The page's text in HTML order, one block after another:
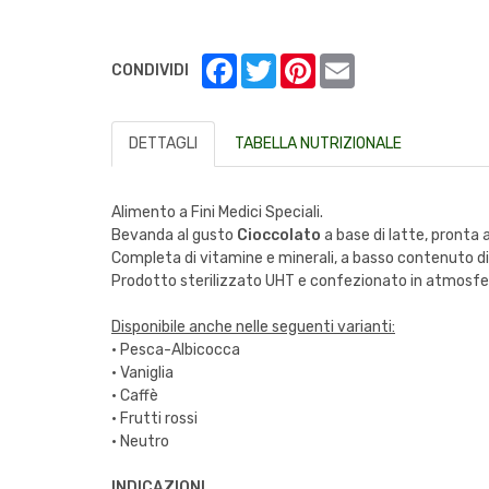
CONDIVIDI FacebookTwitterPinterest
DETTAGLI TABELLA NUTRIZIONALE
Alimento a Fini Medici Speciali.
Bevanda al gusto Cioccolato a base di latte, pronta
Completa di vitamine e minerali, a basso contenuto
Prodotto sterilizzato UHT e confezionato in
Disponibile anche nelle seguenti varianti:
· Pesca-Albicocca
· Vaniglia
· Caffè
· Frutti rossi
· Neutro